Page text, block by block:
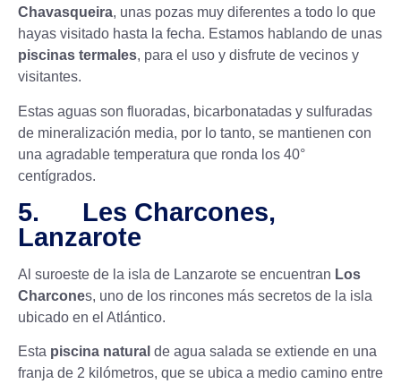
Chavasqueira, unas pozas muy diferentes a todo lo que
hayas visitado hasta la fecha. Estamos hablando de unas
piscinas termales, para el uso y disfrute de vecinos y
visitantes.
Estas aguas son fluoradas, bicarbonatadas y sulfuradas
de mineralización media, por lo tanto, se mantienen con
una agradable temperatura que ronda los 40°
centígrados.
5. Les Charcones,
Lanzarote
Al suroeste de la isla de Lanzarote se encuentran Los
Charcones, uno de los rincones más secretos de la isla
ubicado en el Atlántico.
Esta piscina natural de agua salada se extiende en una
franja de 2 kilómetros, que se ubica a medio camino entre